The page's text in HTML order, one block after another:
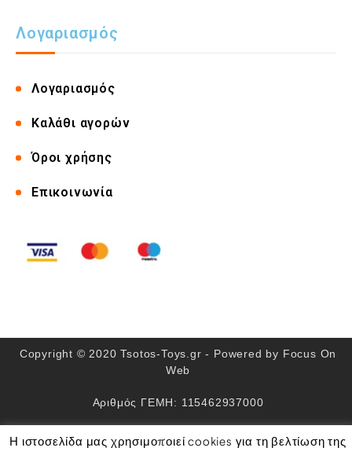
Λογαριασμός
Λογαριασμός
Καλάθι αγορών
Όροι χρήσης
Επικοινωνία
Copyright © 2020 Tsotos-Toys.gr - Powered by Focus On
Web
Αριθμός ΓΕΜΗ: 115462937000
Η ιστοσελίδα μας χρησιμοποιεί cookies για τη βελτίωση της